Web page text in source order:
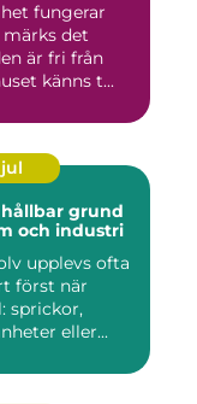
fungerar
det
är fri från
känns t...
och industri
upplevs ofta
först när
sprickor,
eller...